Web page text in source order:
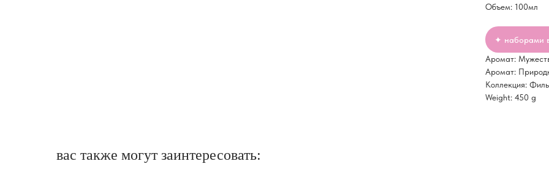
Объем: 100мл
✦ наборами
Аромат:
Аромат:
Коллекция:
Weight: 450 g
вас также могут заинтересовать: